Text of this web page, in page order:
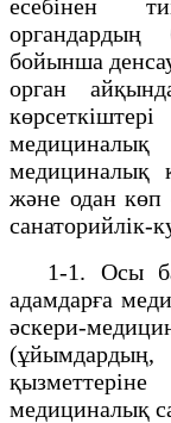
есебінен
органдардың
бойынша
орган
медициналық
және одан көп
санаторийлік-
1-1. Осы
адамдарға
әскери-
(ұйымдардың,
медициналық